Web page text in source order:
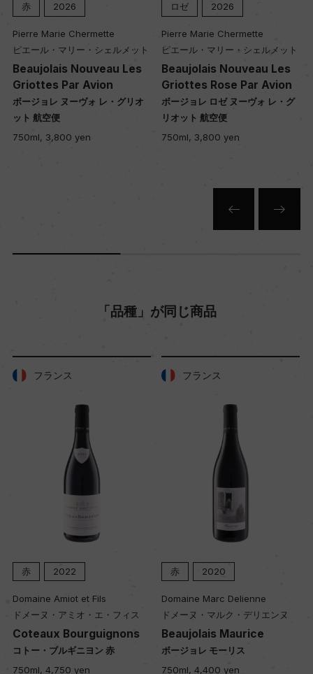
2026
Marie Chermette
エール・マリー・シェルメット
Nouveau Les
Par Avion
ージョレ ヌーヴォ レ・グリオ
ト 航空便
3,800 yen
2026
Pierre Marie Chermette
ピエール・マリー・シェルメット
Beaujolais Nouveau Les
Griottes Rose Par Avion
ボージョレ ロゼ ヌーヴォ レ・グ
リオット 航空便
750ml, 3,800 yen
ピエ
「品種」が同じ商品
フランス
赤 2022
Domaine Amiot et Fils
ドメーヌ・アミオ・エ・フィス
Coteaux Bourguignons
コトー・ブルギニヨン 赤
750ml, 4,750 yen
フランス
赤 2020
Domaine Marc Delienne
ドメーヌ・マルク・デリエンヌ
Beaujolais Maurice
ボージョレ モーリス
750ml, 4,400 yen